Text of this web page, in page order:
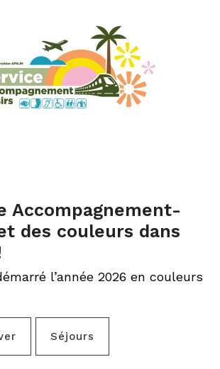
Accompagnement-
des couleurs dans
l’année 2026 en couleurs
Séjours